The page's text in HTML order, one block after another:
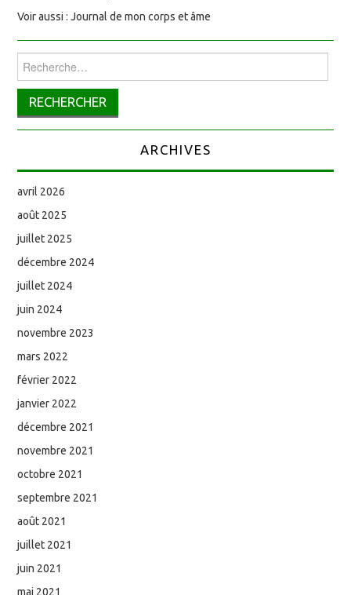
Voir aussi : Journal de mon corps et âme
Rechercher :
ARCHIVES
avril 2026
août 2025
juillet 2025
décembre 2024
juillet 2024
juin 2024
novembre 2023
mars 2022
février 2022
janvier 2022
décembre 2021
novembre 2021
octobre 2021
septembre 2021
août 2021
juillet 2021
juin 2021
mai 2021